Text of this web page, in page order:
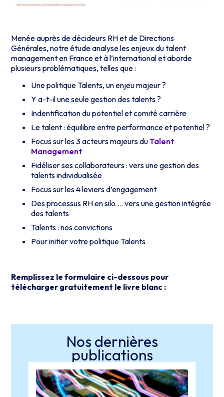
Menée auprès de décideurs RH et de Directions
Générales, notre étude analyse les enjeux du talent
management en France et à l’international et aborde
plusieurs problématiques, telles que :
Une politique Talents, un enjeu majeur ?
Y a-t-il une seule gestion des talents ?
Indentification du potentiel et comité carrière
Le talent : équilibre entre performance et potentiel ?
Focus sur les 3 acteurs majeurs duTalent
Management
Fidéliser ses collaborateurs : vers une gestion des
talents individualisée
Focus sur les 4 leviers d’engagement
Des processus RH en silo … vers une gestion intégrée
des talents
Talents : nos convictions
Pour initier votre politique Talents
Remplissez le formulaire ci-dessous pour
télécharger gratuitement le livre blanc :
Nos dernières
publications